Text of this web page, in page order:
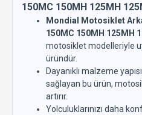
150MC 150MH 125MH
Mondial Motosiklet
150MC 150MH 125MH
motosiklet modelleriyle
üründür.
Dayanıklı malzeme
sağlayan bu ürün,
artırır.
Yolculuklarınızı daha